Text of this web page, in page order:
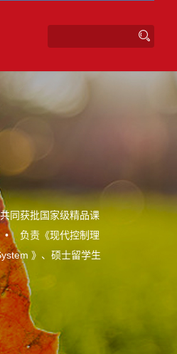
同获批国家级精品课
• 负责《现代控制理
》、硕士留学生